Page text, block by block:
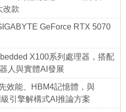
改款
GeForce RTX 5070
X100系列處理器，搭配
人與實體AI發展
效能、HBM4記憶體，與
引擎解構式AI推論方案